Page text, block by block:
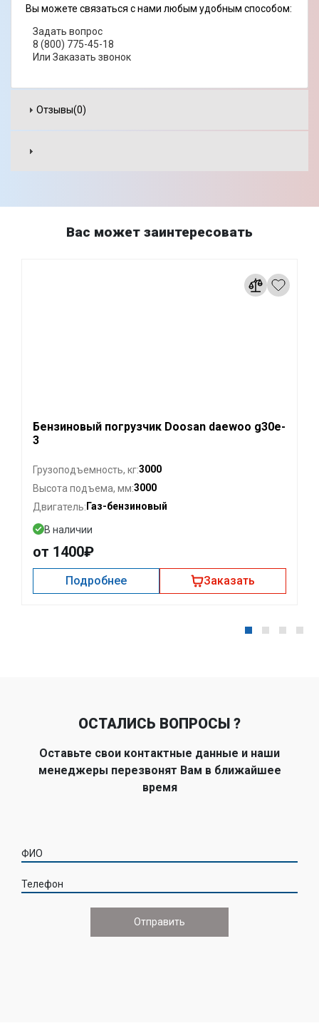
Вы можете связаться с нами любым удобным способом:
Задать вопрос
8 (800) 775-45-18
Или Заказать звонок
Отзывы(0)
Вас может заинтересовать
Бензиновый погрузчик Doosan daewoo g30e-
3
Грузоподъемность, кг:3000
Высота подъема, мм:3000
Двигатель: Газ-бензиновый
В наличии
от 1400₽
Подробнее Заказать
ОСТАЛИСЬ ВОПРОСЫ ?
Оставьте свои контактные данные и наши
менеджеры перезвонят Вам в ближайшее
время
ФИО
Телефон